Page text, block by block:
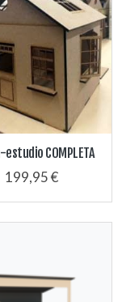
COMPLETA
199,95 €